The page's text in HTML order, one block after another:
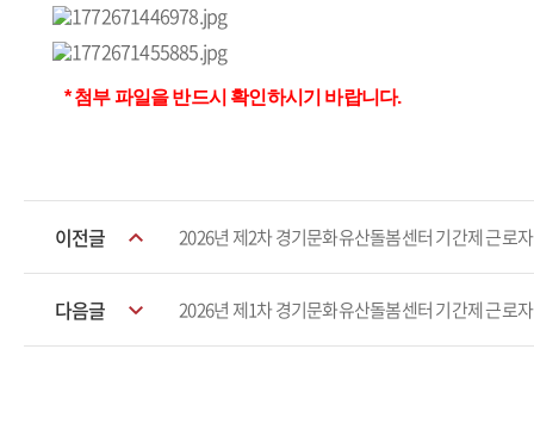
* 첨부 파일을 반드시 확인하시기 바랍니다.
이전글 2026년 제2차 경기문화유산돌봄센터 기간제 근로
다음글 2026년 제1차 경기문화유산돌봄센터 기간제 근로